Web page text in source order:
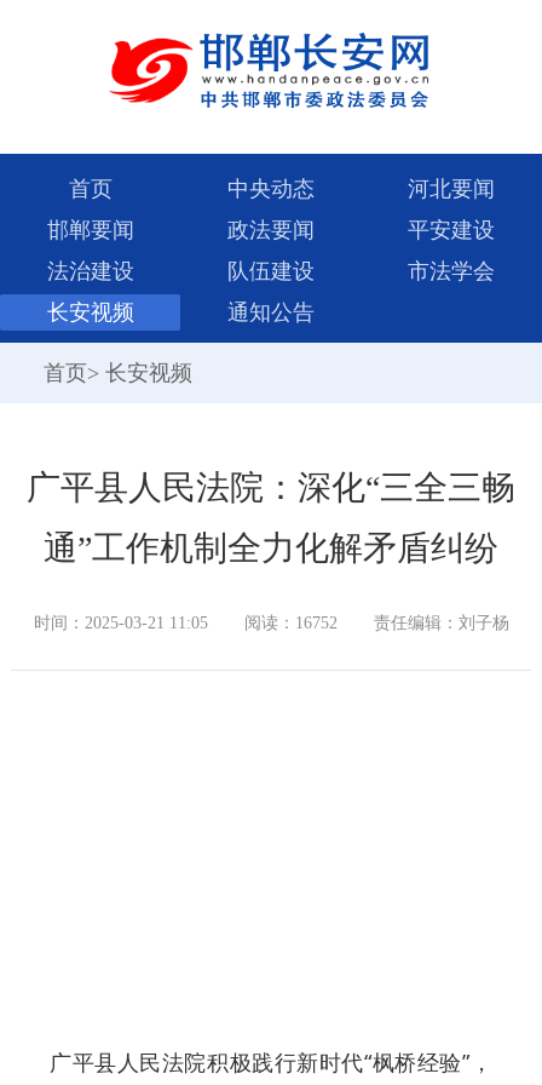
首页 中央动态
河北要闻
邯郸要闻
政法要闻
平安建设
法治建设
队伍建设
市法学会
长安视频
通知公告
首页> 长安视频
广平县人民法院：深化“三全三畅
通”工作机制全力化解矛盾纠纷
时间：2025-03-21 11:05 阅读：16752 责任编辑：刘子杨
广平县人民法院积极践行新时代“枫桥经验”，